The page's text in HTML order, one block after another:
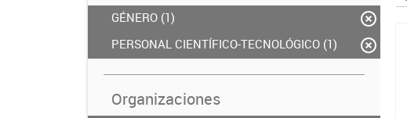
GÉNERO (1)
PERSONAL CIENTÍFICO-TECNOLÓGICO (1)
Organizaciones